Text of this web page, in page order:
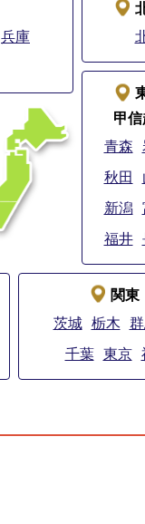
甲
青森
秋田
新潟
福井
関東
茨城
栃木
千葉
東京
兵庫